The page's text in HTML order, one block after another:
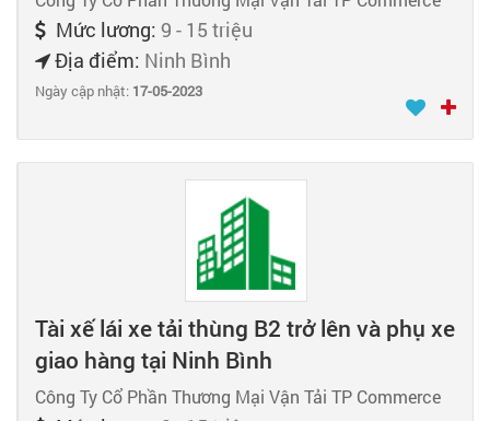
Mức lương: 9 - 15 triệu
Địa điểm: Ninh Bình
Ngày cập nhật: 17-05-2023
Tài xế lái xe tải thùng B2 trở lên và phụ xe
giao hàng tại Ninh Bình
Công Ty Cổ Phần Thương Mại Vận Tải TP Commerce